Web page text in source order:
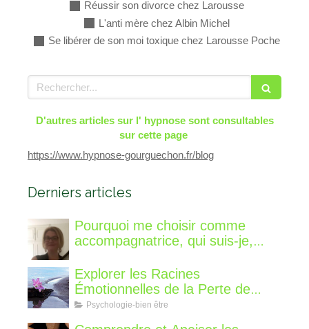
Réussir son divorce chez Larousse
L'anti mère chez Albin Michel
Se libérer de son moi toxique chez Larousse Poche
Rechercher
D'autres articles sur l' hypnose sont consultables
sur cette page
https://www.hypnose-gourguechon.fr/blog
Derniers articles
Pourquoi me choisir comme
accompagnatrice, qui suis-je,
différent?
Explorer les Racines
Émotionnelles de la Perte de
Poids : Un Voyage Intérieur
Psychologie-bien être